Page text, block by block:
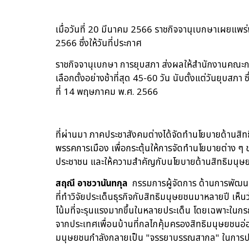
เมื่อวันที่ 20 มีนาคม 2566 ราชกิจจานุเบกษาเผยแ
2566 ซึ่งให้วันที่ประกาศ
ราชกิจจานุเบกษา การยุบสภา ส่งผลให้สำนักงานคณะ
เลือกตั้งอย่างช้าที่สุด 45-60 วัน นับตั้งแต่วันยุบสภา
ที่ 14 พฤษภาคม พ.ศ. 2566
ที่ผ่านมา ภาคประชาสังคมต่างได้จัดทำนโยบายด้าน
พรรคการเมือง เพื่อกระตุ้นให้การจัดทำนโยบายต่าง
ประชาชน และให้ความสำคัญกับนโยบายด้านสิทธิมนุ
สฤณี อาชวานันทกุล กรรมการผู้จัดการ ด้านการพัฒ
ที่ทำวิจัยประเด็นธุรกิจกับสิทธิมนุษยชนมาหลายปี เห็
โน้มที่จะรุนแรงมากขึ้นในหลายประเด็น โดยเฉพาะใ
จากประเทศเพื่อนบ้านที่กลไกคุ้มครองสิทธิมนุษยชนอ่
มนุษยชนกำลังกลายเป็น "จรรยาบรรณสากล" ในการ